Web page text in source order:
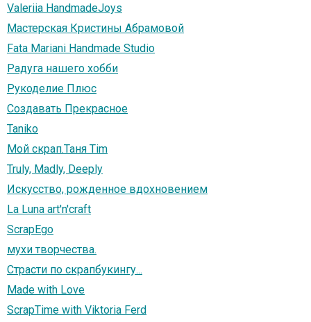
Valeriia HandmadeJoys
Мастерская Кристины Абрамовой
Fata Mariani Handmade Studio
Радуга нашего хобби
Рукоделие Плюс
Создавать Прекрасное
Taniko
Мой скрап.Таня Tim
Truly, Madly, Deeply
Искусство, рожденное вдохновением
La Luna art'n'craft
ScrapEgo
мухи творчества.
Страсти по скрапбукингу...
Made with Love
ScrapTime with Viktoria Ferd